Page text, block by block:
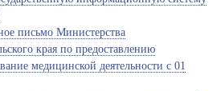
письмо Министерства
края по предоставлению
медицинской деятельности с 01